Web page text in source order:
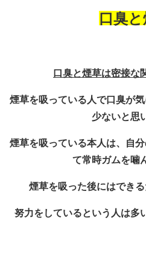
口臭
口臭と煙草は密接な
煙草を吸っている人で口臭が
少ないと思
煙草を吸っている本人は、自
て常時ガムを噛
煙草を吸った後にはでき
努力をしているという人は多